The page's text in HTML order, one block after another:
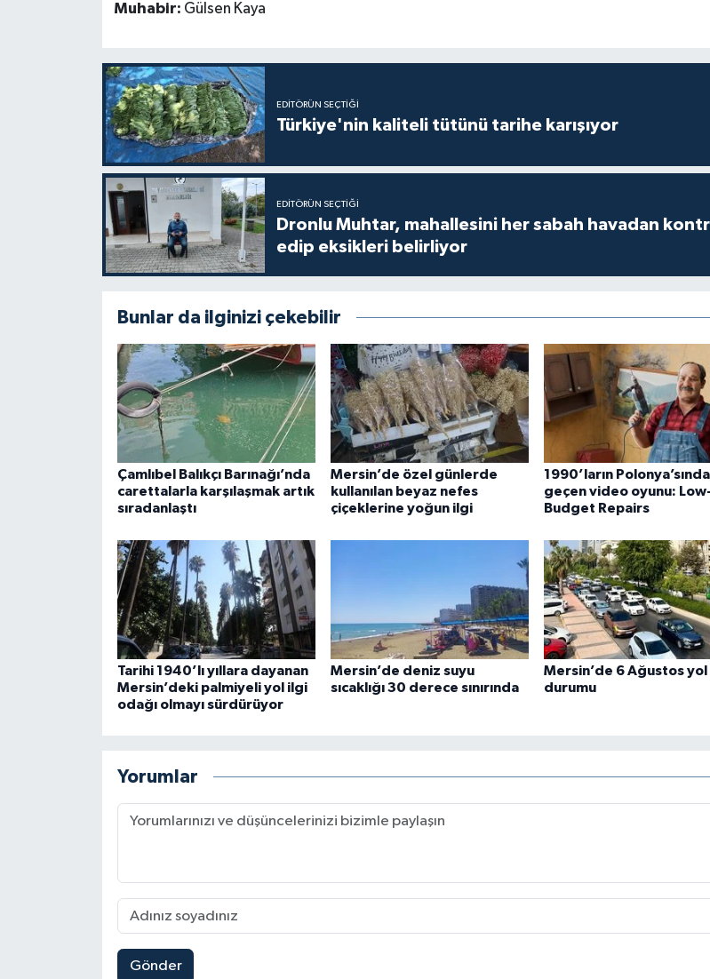
Muhabir: Gülsen Kaya
EDITÖRÜN SEÇTIĞI
Türkiye'nin kaliteli tütünü tarihe karışıyor
EDITÖRÜN SEÇTIĞI
Dronlu Muhtar, mahallesini her sabah havadan
edip eksikleri belirliyor
Bunlar da ilginizi çekebilir
Çamlıbel Balıkçı Barınağı’nda
carettalarla karşılaşmak artık
sıradanlaştı
Mersin’de özel günlerde
kullanılan beyaz nefes
çiçeklerine yoğun ilgi
1990’ların Polonya’sında
geçen video oyunu: Low-
Budget Repairs
Tarihi 1940’lı yıllara dayanan
Mersin’deki palmiyeli yol ilgi
odağı olmayı sürdürüyor
Mersin’de deniz suyu
sıcaklığı 30 derece sınırında
Mersin’de 6 Ağustos yol
durumu
Yorumlar
Gönder